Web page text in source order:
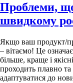
Проблеми,
швидкому
Якщо ваш продукт/
– вітаємо! Це
більше, краще і
проходить плавно
адаптуватися до